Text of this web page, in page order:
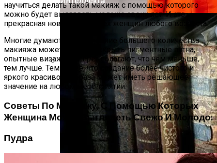
Ваша Любовь К Оранжевому: Глоток
Энергии Или Сигнал Уставшей Души
научиться делать такой макияж с помощью которого
можно будет выглядеть моложе своих лет. И это
прекрасная новость для всех женщин любого возраста.
Многие думают, что нанесение большего количества
макияжа может успешно скрыть пигментные пятна,
опытные визажисты предполагают, что чем меньше,
тем лучше. Тем более, что создание более чистого и
яркого красивого образа может иметь решающее
значение на любом мероприятии.
Советы По Макияжу, С Помощью Которых
Женщина Может Выглядеть Свежо И Молодо:
Пудра